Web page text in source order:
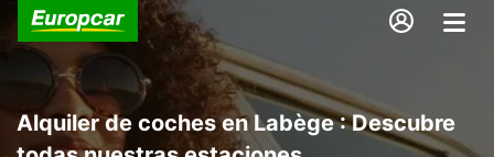
Alquiler de coches en Labège : Descubre